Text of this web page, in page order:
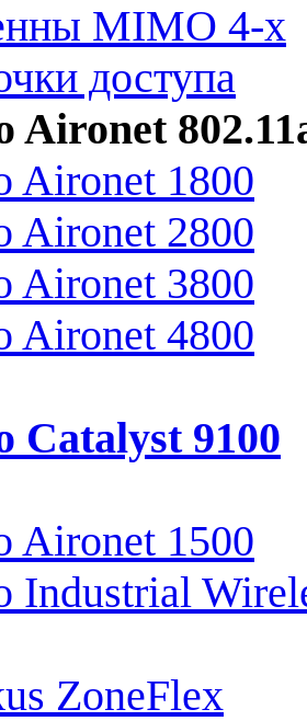
MIMO 4-x
доступа
Aironet
Aironet 1800
Aironet 2800
Aironet 3800
Aironet 4800
Catalyst 9100
Aironet 1500
Industrial
ZoneFlex